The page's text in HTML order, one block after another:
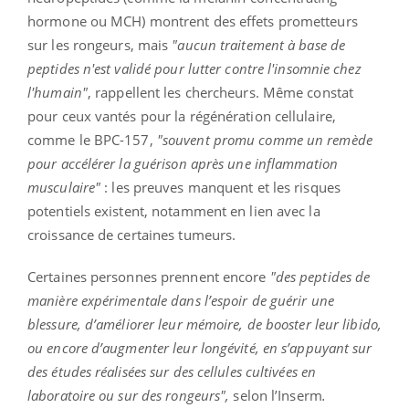
hormone ou MCH) montrent des effets prometteurs
sur les rongeurs, mais "aucun traitement à base de
peptides n'est validé pour lutter contre l'insomnie chez
l'humain", rappellent les chercheurs. Même constat
pour ceux vantés pour la régénération cellulaire,
comme le BPC-157, "souvent promu comme un remède
pour accélérer la guérison après une inflammation
musculaire" : les preuves manquent et les risques
potentiels existent, notamment en lien avec la
croissance de certaines tumeurs.
Certaines personnes prennent encore "des peptides de
manière expérimentale dans l’espoir de guérir une
blessure, d’améliorer leur mémoire, de booster leur libido,
ou encore d’augmenter leur longévité, en s’appuyant sur
des études réalisées sur des cellules cultivées en
laboratoire ou sur des rongeurs", selon l’Inserm.